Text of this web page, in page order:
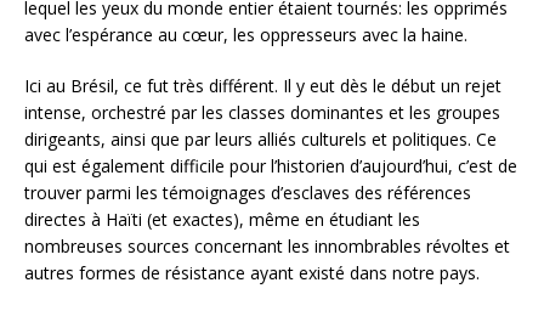
lequel les yeux du monde entier étaient tournés: les opprimés
avec l’espérance au cœur, les oppresseurs avec la haine.
Ici au Brésil, ce fut très différent. Il y eut dès le début un rejet
intense, orchestré par les classes dominantes et les groupes
dirigeants, ainsi que par leurs alliés culturels et politiques. Ce
qui est également difficile pour l’historien d’aujourd’hui, c’est de
trouver parmi les témoignages d’esclaves des références
directes à Haïti (et exactes), même en étudiant les
nombreuses sources concernant les innombrables révoltes et
autres formes de résistance ayant existé dans notre pays.